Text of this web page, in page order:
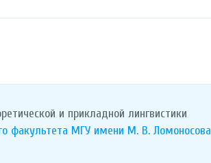
и прикладной лингвистики
факультета МГУ имени М. В. Ломоносова